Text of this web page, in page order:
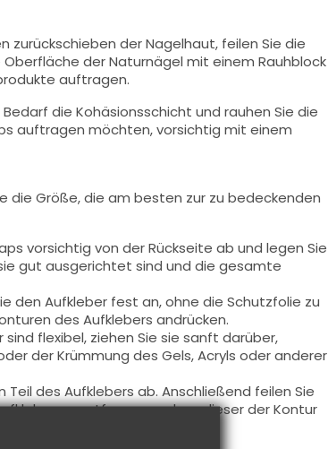
zurückschieben der Nagelhaut, feilen Sie die
der Naturnägel mit einem Rauhblock
auftragen.
die Kohäsionsschicht und rauhen Sie die
auftragen möchten, vorsichtig mit einem
die Größe, die am besten zur zu bedeckenden
vorsichtig von der Rückseite ab und legen Sie
gut ausgerichtet sind und die gesamte
den Aufkleber fest an, ohne die Schutzfolie zu
des Aufklebers andrücken.
flexibel, ziehen Sie sie sanft darüber,
der Krümmung des Gels, Acryls oder anderer
des Aufklebers ab. Anschließend feilen Sie
zu entfernen, sodass dieser der Kontur